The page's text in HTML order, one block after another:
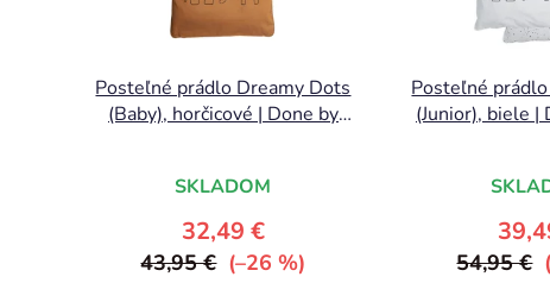
Posteľné prádlo Dreamy Dots
(Baby), horčicové | Done by
SKLADOM
32,49 €
43,95 € (–26 %)
Posteľné
(Junior), biele |
54,95 €